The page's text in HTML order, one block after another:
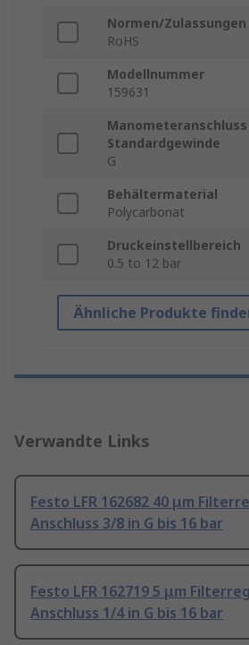
Normen/Zulassungen
RoHS
Modellnummer
159631
Manometeranschluss
Standardgewinde
G
Behältermaterial
Polycarbonat
Druckeinstellbereich
0.5 to 12 bar
Ähnliche Produkte
Verwandte Links
Festo LFR 162682 40 μm
Anschluss 3/8 in G bis 16 bar
Festo LFR 162719 5 μm
Anschluss 1/4 in G bis 16 bar